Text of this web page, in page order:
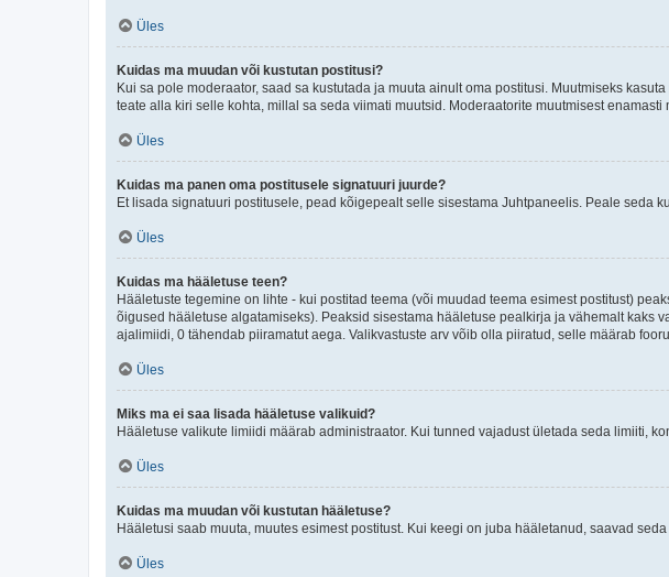
Üles
Kuidas ma muudan või kustutan postitusi?
Kui sa pole moderaator, saad sa kustutada ja muuta ainult oma postitusi. Muutmiseks
teate alla kiri selle kohta, millal sa seda viimati muutsid. Moderaatorite muutmisest
Üles
Kuidas ma panen oma postitusele signatuuri juurde?
Et lisada signatuuri postitusele, pead kõigepealt selle sisestama Juhtpaneelis. Peale seda
Üles
Kuidas ma hääletuse teen?
Hääletuste tegemine on lihte - kui postitad teema (või muudad teema esimest postitust)
õigused hääletuse algatamiseks). Peaksid sisestama hääletuse pealkirja ja vähemalt kaks
ajalimiidi, 0 tähendab piiramatut aega. Valikvastuste arv võib olla piiratud, selle määrab
Üles
Miks ma ei saa lisada hääletuse valikuid?
Hääletuse valikute limiidi määrab administraator. Kui tunned vajadust ületada seda limiiti,
Üles
Kuidas ma muudan või kustutan hääletuse?
Hääletusi saab muuta, muutes esimest postitust. Kui keegi on juba hääletanud, saavad
Üles